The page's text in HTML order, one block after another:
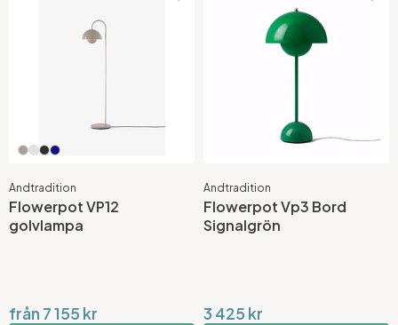
Andtradition
Flowerpot VP12
golvlampa
från 7 155 kr
Andtradition
Flowerpot Vp3 Bord
Signalgrön
3 425 kr